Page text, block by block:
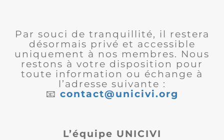
Par souci de tranquillité, il restera
désormais privé et accessible
uniquement à nos membres. Nous
restons à votre disposition pour
toute information ou échange à
l’adresse suivante :
📧 contact@unicivi.org
L’équipe UNICIVI